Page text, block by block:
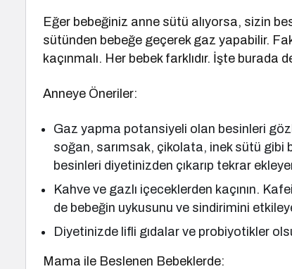
Eğer bebeğiniz anne sütü alıyorsa, sizin
sütünden bebeğe geçerek gaz yapabilir.
kaçınmalı. Her bebek farklıdır. İşte burada
Anneye Öneriler:
Gaz yapma potansiyeli olan besinleri
soğan, sarımsak, çikolata, inek sütü gibi
besinleri diyetinizden çıkarıp tekrar
Kahve ve gazlı içeceklerden kaçının.
de bebeğin uykusunu ve sindirimini
Diyetinizde lifli gıdalar ve probiyotikler
Mama ile Beslenen Bebeklerde: